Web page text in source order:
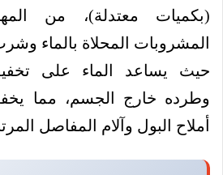
(بكميات معتدلة)، من
المشروبات المحلاة بالماء
حيث يساعد الماء على
وطرده خارج الجسم، مما
أملاح البول وآلام المفاصل